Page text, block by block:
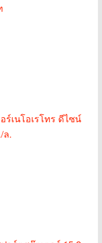
ร์เนโอเรโทร ดีไซน์
ล.